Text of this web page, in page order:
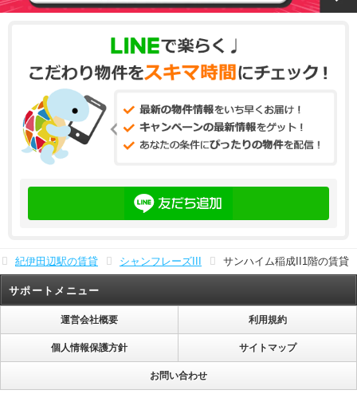
紀伊田辺駅の賃貸 シャンフレーズIII サンハイム稲成II1階の賃貸
サポートメニュー
運営会社概要 利用規約
個人情報保護方針 サイトマップ
お問い合わせ